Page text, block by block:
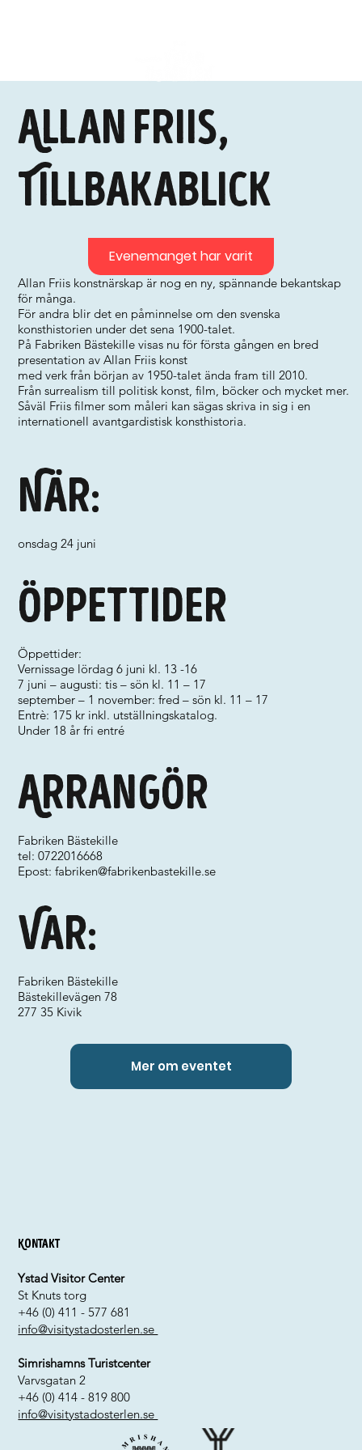
Allan Friis,
Tillbakablick
Allan Friis konstnärskap är nog en ny, spännande bekantskap
för många.
För andra blir det en påminnelse om den svenska
konsthistorien under det sena 1900-talet.
På Fabriken Bästekille visas nu för första gången en bred
presentation av Allan Friis konst
med verk från början av 1950-talet ända fram till 2010.
Från surrealism till politisk konst, film, böcker och mycket mer.
Såväl Friis filmer som måleri kan sägas skriva in sig i en
internationell avantgardistisk konsthistoria.
När:
onsdag 24 juni
Var:
Arrangör
Fabriken Bästekille
tel: 0722016668
Epost:fabriken@fabrikenbastekille.se
Fabriken Bästekille
Bästekillevägen 78
277 35 Kivik
Öppettider
Öppettider:
Vernissage lördag 6 juni kl. 13 -16
7 juni – augusti: tis – sön kl. 11 – 17
september – 1 november: fred – sön kl. 11 – 17
Entrè: 175 kr inkl. utställningskatalog.
Under 18 år fri entré
Mer om eventet
Evenemanget har varit
Kontakt
Ystad Visitor Center
St Knuts torg
+46 (0) 411 - 577 681
info@visitystadosterlen.se
Simrishamns Turistcenter
Varvsgatan 2
+46 (0) 414 - 819 800
info@visitystadosterlen.se